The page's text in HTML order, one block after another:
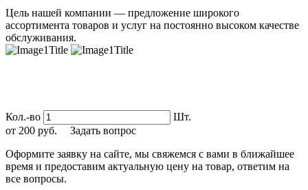
Цель нашей компании — предложение широкого
ассортимента товаров и услуг на постоянно высоком качестве
обслуживания.
Кол.-во
Шт.
от 200 руб.
Задать вопрос
Оформите заявку на сайте, мы свяжемся с вами в ближайшее
время и предоставим актуальную цену на товар, ответим на
все вопросы.